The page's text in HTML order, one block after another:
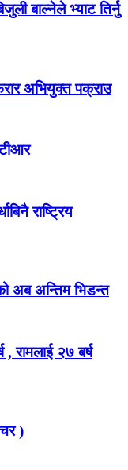
बाल्नेले भ्याट तिर्नु
अभियुक्त पक्राउ
राष्ट्रिय
अब अन्तिम भिडन्त
, रामलाई २७ बर्ष
)